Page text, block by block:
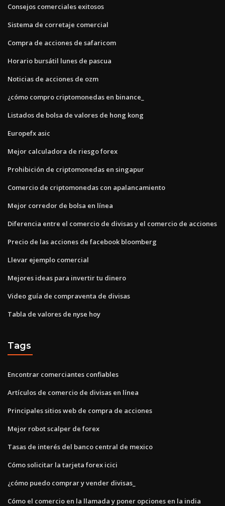
Consejos comerciales exitosos
Sistema de corretaje comercial
Compra de acciones de safaricom
Horario bursátil lunes de pascua
Noticias de acciones de ozm
¿cómo compro criptomonedas en binance_
Listados de bolsa de valores de hong kong
Europefx asic
Mejor calculadora de riesgo forex
Prohibición de criptomonedas en singapur
Comercio de criptomonedas con apalancamiento
Mejor corredor de bolsa en línea
Diferencia entre el comercio de divisas y el comercio de acciones
Precio de las acciones de facebook bloomberg
Llevar ejemplo comercial
Mejores ideas para invertir tu dinero
Video guía de compraventa de divisas
Tabla de valores de nyse hoy
Tags
Encontrar comerciantes confiables
Artículos de comercio de divisas en línea
Principales sitios web de compra de acciones
Mejor robot scalper de forex
Tasas de interés del banco central de mexico
Cómo solicitar la tarjeta forex icici
¿cómo puedo comprar y vender divisas_
Cómo el comercio en la llamada y poner opciones en la india